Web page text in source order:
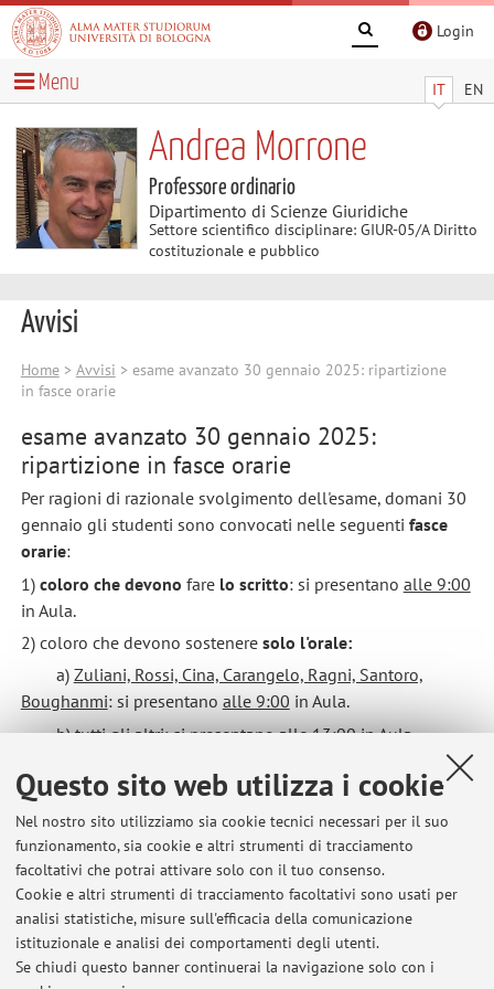
Questo sito web utilizza i cookie
Nel nostro sito utilizziamo sia cookie tecnici necessari per il suo
funzionamento, sia cookie e altri strumenti di tracciamento
facoltativi che potrai attivare solo con il tuo consenso.
Cookie e altri strumenti di tracciamento facoltativi sono usati per
analisi statistiche, misure sull'efficacia della comunicazione
istituzionale e analisi dei comportamenti degli utenti.
Se chiudi questo banner continuerai la navigazione solo con i
Login
IT EN
Menu
Andrea Morrone
Professore ordinario
Dipartimento di Scienze Giuridiche
Settore scientifico disciplinare: GIUR-05/A Diritto
costituzionale e pubblico
Avvisi
Home> Avvisi > esame avanzato 30 gennaio 2025: ripartizione
in fasce orarie
esame avanzato 30 gennaio 2025:
ripartizione in fasce orarie
Per ragioni di razionale svolgimento dell'esame, domani 30
gennaio gli studenti sono convocati nelle seguenti fasce
orarie:
1) coloro che devono farelo scritto: si presentano alle 9:00
in Aula.
2) coloro che devono sostenere solo l'orale:
a) Zuliani, Rossi, Cina, Carangelo, Ragni, Santoro,
Boughanmi: si presentano alle 9:00 in Aula.
b)tutti gli altri: si presentanoalle 13:00in Aula.
Ultimi avvisi
Sentenze III appello estivo Avanzato
Pubblicato il: 06 luglio 2026